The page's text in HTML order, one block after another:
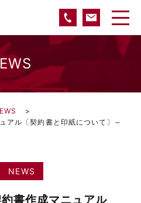
アル〔契約書と印紙について〕～
NEWS
書作成マニュアル